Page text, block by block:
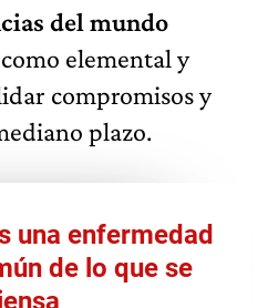
del mundo
elemental y
compromisos y
plazo.
una enfermedad
de lo que se